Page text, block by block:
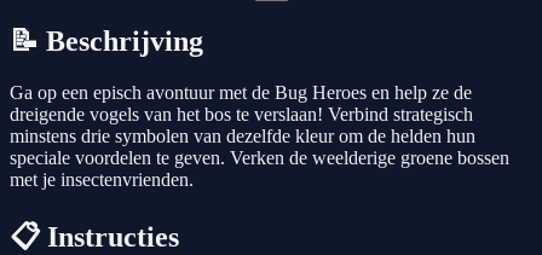
📝 Beschrijving
Ga op een episch avontuur met de Bug Heroes en help ze de
dreigende vogels van het bos te verslaan! Verbind strategisch
minstens drie symbolen van dezelfde kleur om de helden hun
speciale voordelen te geven. Verken de weelderige groene bossen
met je insectenvrienden.
📋 Instructies